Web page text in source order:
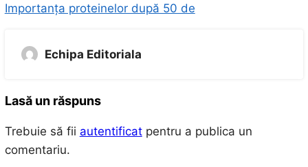
Importanța proteinelor după 50 de
Echipa Editoriala
Lasă un răspuns
Trebuie să fii autentificatpentru a publica un
comentariu.